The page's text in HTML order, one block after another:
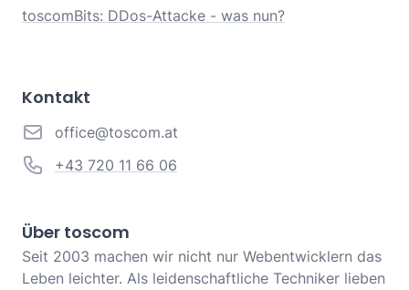
toscomBits: DDos-Attacke - was nun?
Kontakt
office@toscom.at
+43 720 11 66 06
Über toscom
Seit 2003 machen wir nicht nur Webentwicklern das
Leben leichter. Als leidenschaftliche Techniker lieben